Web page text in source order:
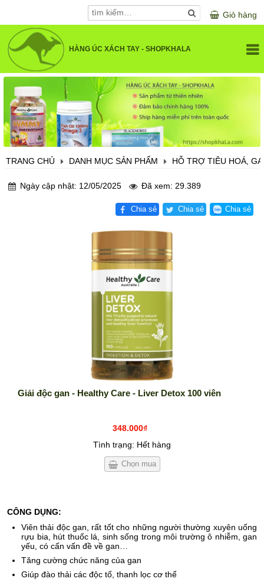
Giỏ hàng
HÀNG ÚC XÁCH TAY - SHOPKHALA
DANH MỤC SẢN PHẨM
SẢN PHẨM CHO BÉ
SẢN PHẨM CHO MẸ BẦU
HỖ TRỢ TIÊU HOÁ, GAN, THẬN
HỖ TRỢ SINH SẢN, SINH LÝ
SỨC KHOẺ VÀ LÀM ĐẸP
KHUYẾN MÃI
TRANG CHỦ DANH MỤC SẢN PHẨM HỖ TRỢ TIÊU HOÁ,
Ngày cập nhật: 12/05/2025 Đã xem: 29.389
Chia sẻ Chia sẻ Chia sẻ
Giải độc gan - Healthy Care - Liver Detox 100 viên
348.000₫
Tình trạng: Hết hàng
Chọn mua
CÔNG DỤNG:
Viên thải độc gan, rất tốt cho những người thường xuyên uống
rựu bia, hút thuốc lá, sinh sống trong môi trường ô nhiễm, gan
yếu, có cấn vấn đề về gan…
Tăng cường chức năng của gan
Giúp đào thải các độc tố, thanh lọc cơ thể